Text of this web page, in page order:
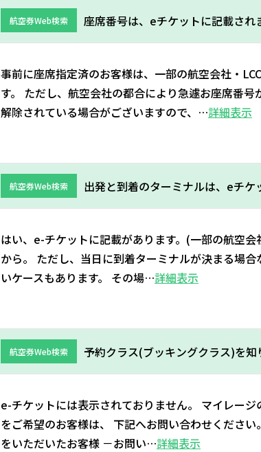
航空券Web検索 座席番号は、eチケットに記載され
事前に座席指定済のお客様は、一部の航空会社・
す。 ただし、航空会社の都合により急遽お座席番
解除されている場合がございますので、…詳細表示
航空券Web検索 出発と到着のターミナルは、eチケ
はい、e-チケットに記載があります。(一部の航空
から。 ただし、当日に到着ターミナルが決まる場
いケースもあります。 その場…詳細表示
航空券Web検索 予約クラス(ブッキングクラス)を知
e-チケットには表示されておりません。 マイレー
をご希望のお客様は、 下記へお問い合わせくださ
をいただいたお客様 －お問い…詳細表示